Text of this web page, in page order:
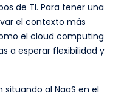
de TI. Para tener una
el contexto más
el cloud computing
a esperar flexibilidad y
al NaaS en el